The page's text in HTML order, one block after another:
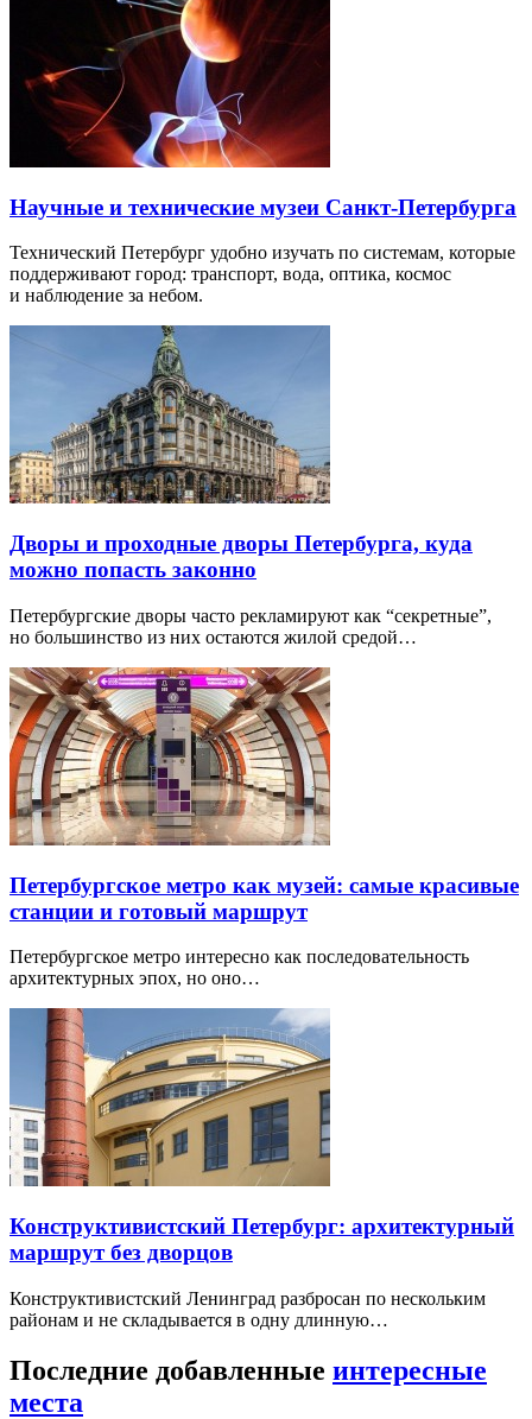
Научные и технические музеи Санкт-Петербурга
Технический Петербург удобно изучать по системам, которые
поддерживают город: транспорт, вода, оптика, космос
и наблюдение за небом.
Дворы и проходные дворы Петербурга, куда
можно попасть законно
Петербургские дворы часто рекламируют как “секретные”,
но большинство из них остаются жилой средой…
Петербургское метро как музей: самые красивые
станции и готовый маршрут
Петербургское метро интересно как последовательность
архитектурных эпох, но оно…
Конструктивистский Петербург: архитектурный
маршрут без дворцов
Конструктивистский Ленинград разбросан по нескольким
районам и не складывается в одну длинную…
Последние добавленные интересные
места